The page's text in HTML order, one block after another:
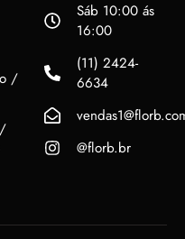
/
Sáb 10:00 ás
16:00
(11) 2424-
6634
@florb.br